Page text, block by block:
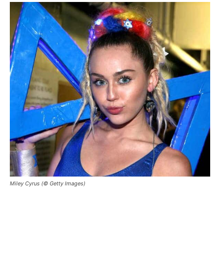
Miley Cyrus (© Getty Images)